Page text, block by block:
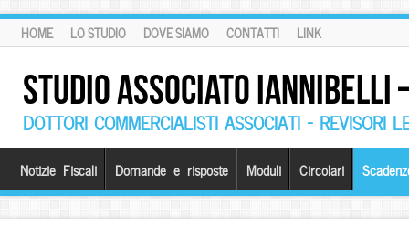
HOME LO STUDIO DOVE SIAMO CONTATTI LINK
STUDIO ASSOCIATO
DOTTORI COMMERCIALISTI ASSOCIATI – REVISORI
Notizie Fiscali Domande e risposte Moduli Circolari